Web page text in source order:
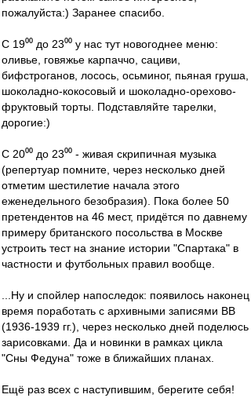
пожалуйста:) Заранее спасибо.
С 19⁰⁰ до 23⁰⁰ у нас тут новогоднее меню:
оливье, говяжье карпаччо, сациви,
бифстроганов, лосось, осьминог, пьяная груша,
шоколадно-кокосовый и шоколадно-орехово-
фруктовый торты. Подставляйте тарелки,
дорогие:)
С 20⁰⁰ до 23⁰⁰ - живая скрипичная музыка
(репертуар помните, через несколько дней
отметим шестилетие начала этого
еженедельного безобразия). Пока более 50
претендентов на 46 мест, придётся по давнему
примеру британского посольства в Москве
устроить тест на знание истории "Спартака" в
частности и футбольных правил вообще.
...Ну и спойлер напоследок: появилось наконец
время поработать с архивными записями ВВ
(1936-1939 гг.), через несколько дней поделюсь
зарисовками. Да и новинки в рамках цикла
"Сны Федуна" тоже в ближайших планах.
Ещё раз всех с наступившим, берегите себя!